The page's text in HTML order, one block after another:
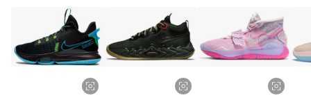
值點數、點數/禮物卡 [2025/2/16起適用] - 票券全品項
[2026/6/2起適用] 《5》回饋點數的計算將會排除【訂單活動折
扣 (含折價券折扣)】、【P幣扣抵】、【現金積點扣抵】及【訂單
運費】等金額。 《6》符合LINE POINTS回饋資格之訂單將於商
家訂單頁面標示「LINE回饋」，若無此標示則 不符合回饋LINE
POINTS點數資格亦不得使用點數紅包 。 《7》LINE購物設有
「單一商品最高回饋點數」機制 (特殊活動時開放「回饋無上